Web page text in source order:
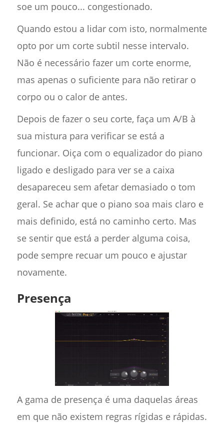
soe um pouco... congestionado.
Quando estou a lidar com isto, normalmente
opto por um corte subtil nesse intervalo.
Não é necessário fazer um corte enorme,
mas apenas o suficiente para não retirar o
corpo ou o calor de antes.
Depois de fazer o seu corte, faça um A/B à
sua mistura para verificar se está a
funcionar. Oiça com o equalizador do piano
ligado e desligado para ver se a caixa
desapareceu sem afetar demasiado o tom
geral. Se achar que o piano soa mais claro e
mais definido, está no caminho certo. Mas
se sentir que está a perder alguma coisa,
pode sempre recuar um pouco e ajustar
novamente.
Presença
A gama de presença é uma daquelas áreas
em que não existem regras rígidas e rápidas.